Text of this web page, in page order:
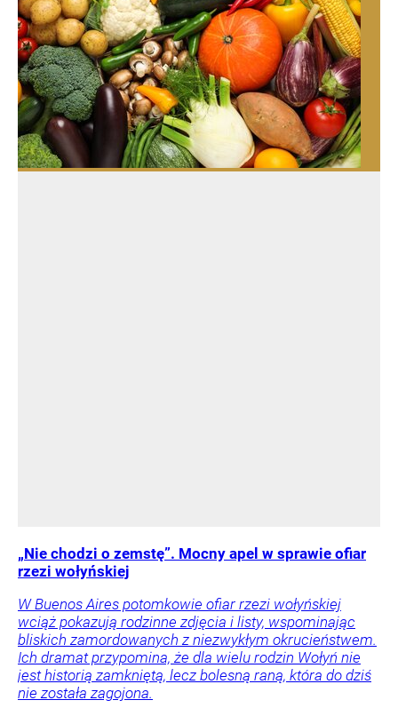
„Nie chodzi o zemstę”. Mocny apel w sprawie ofiar
rzezi wołyńskiej
W Buenos Aires potomkowie ofiar rzezi wołyńskiej
wciąż pokazują rodzinne zdjęcia i listy, wspominając
bliskich zamordowanych z niezwykłym okrucieństwem.
Ich dramat przypomina, że dla wielu rodzin Wołyń nie
jest historią zamkniętą, lecz bolesną raną, która do dziś
nie została zagojona.